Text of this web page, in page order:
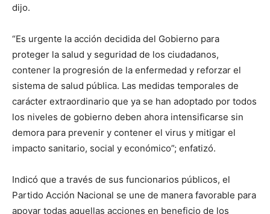
dijo.
“Es urgente la acción decidida del Gobierno para
proteger la salud y seguridad de los ciudadanos,
contener la progresión de la enfermedad y reforzar el
sistema de salud pública. Las medidas temporales de
carácter extraordinario que ya se han adoptado por todos
los niveles de gobierno deben ahora intensificarse sin
demora para prevenir y contener el virus y mitigar el
impacto sanitario, social y económico”; enfatizó.
Indicó que a través de sus funcionarios públicos, el
Partido Acción Nacional se une de manera favorable para
apoyar todas aquellas acciones en beneficio de los